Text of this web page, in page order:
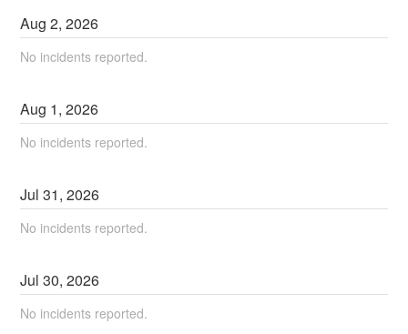
Aug2,2026
No incidents reported.
Aug 1,2026
No incidents reported.
Jul31,2026
No incidents reported.
Jul30,2026
No incidents reported.